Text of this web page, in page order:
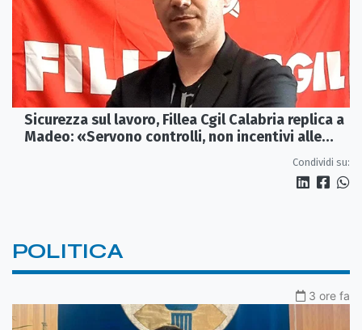
Sicurezza sul lavoro, Fillea Cgil Calabria replica a
Madeo: «Servono controlli, non incentivi alle
Condividi su:
POLITICA
3 ore fa